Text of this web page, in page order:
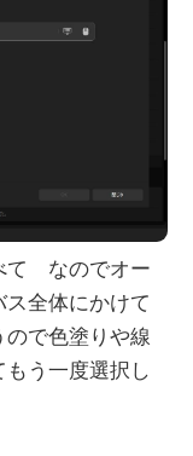
て なのでオー
全体にかけて
で色塗りや線
う一度選択し